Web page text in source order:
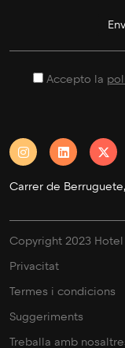
Accepto la
Carrer de
Copyright 2023 Hotel
Privacitat
Termes i condicions
Suggeriments
Treballa amb